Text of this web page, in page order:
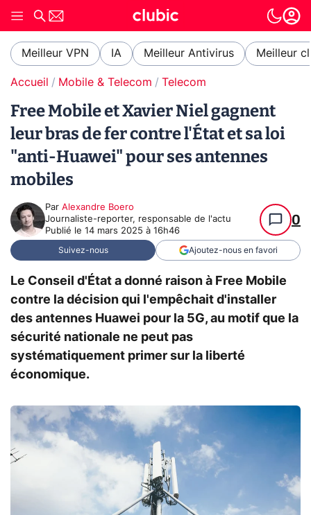
Meilleur VPN IA Meilleur Antivirus Meilleur
Accueil Mobile & Telecom Telecom
Free Mobile et Xavier Niel gagnent
leur bras de fer contre l'État et sa loi
"anti-Huawei" pour ses antennes
mobiles
Par Alexandre Boero
Journaliste-reporter, responsable de l'actu
Publié le 14 mars 2025 à 16h46
0
Suivez-nous Ajoutez-nous en favori
Le Conseil d'État a donné raison à Free Mobile
contre la décision qui l'empêchait d'installer
des antennes Huawei pour la 5G, au motif que la
sécurité nationale ne peut pas
systématiquement primer sur la liberté
économique.